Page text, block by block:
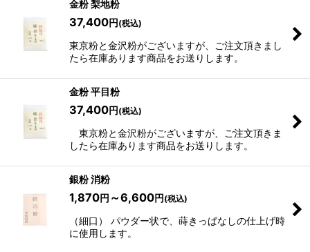
金粉 梨地粉
37,400円 (税込)
東京粉と金沢粉がございますが、ご注文頂きまし
たら在庫あります商品をお送りします。
金粉 平目粉
37,400円 (税込)
東京粉と金沢粉がございますが、ご注文頂きま
したら在庫あります商品をお送りします。
銀粉 消粉
1,870円 ～6,600円 (税込)
（細口） パウダー状で、蒔きっぱなしの仕上げ時
に使用します。